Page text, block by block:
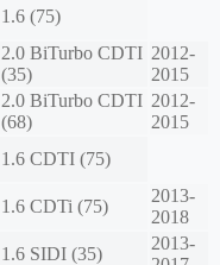
1.6 (75)
2.0 BiTurbo CDTI
(35)
2012-
2015
2.0 BiTurbo CDTI
(68)
2012-
2015
1.6 CDTI (75)
1.6 CDTi (75)
2013-
2018
1.6 SIDI (35)
2013-